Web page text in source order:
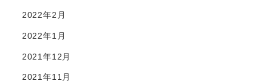
2022年2月
2022年1月
2021年12月
2021年11月